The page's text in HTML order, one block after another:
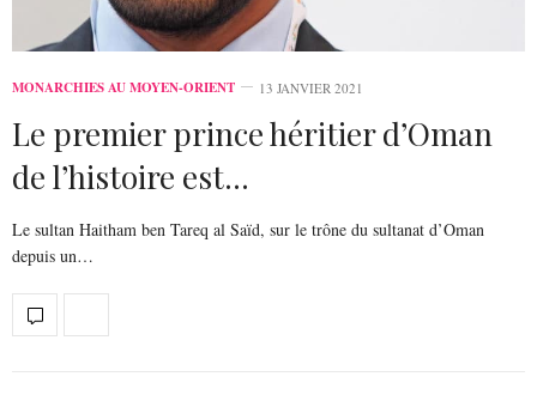
MONARCHIES AU MOYEN-ORIENT 13 JANVIER 2021
Le premier prince héritier d’Oman
de l’histoire est…
Le sultan Haitham ben Tareq al Saïd, sur le trône du sultanat d’Oman
depuis un…